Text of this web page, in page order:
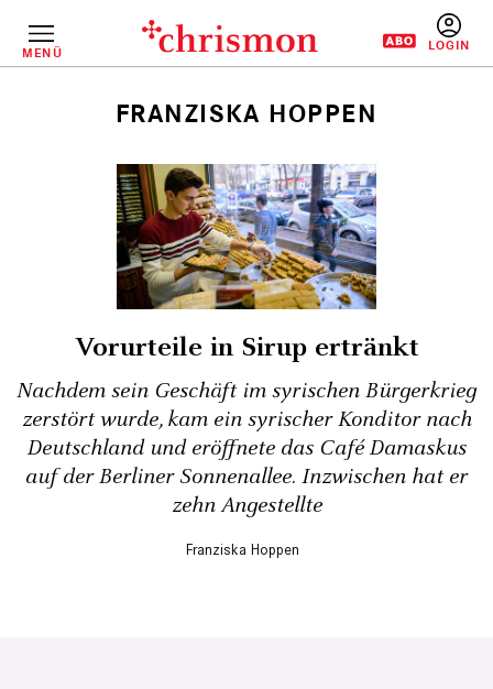
InhaltMENÜ
Pfadnavigation
FRANZISKA HOPPEN
Vorurteile in Sirup ertränkt
Nachdem sein Geschäft im syrischen Bürger­krieg
zerstört wurde, kam ein syrischer Konditor nach
Deutschland und eröffnete das Café Damaskus
auf der Berliner Sonnenallee. Inzwischen hat er
zehn Angestellte
Franziska Hoppen